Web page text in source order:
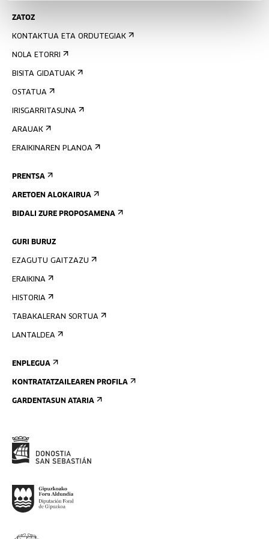
ZATOZ
KONTAKTUA ETA ORDUTEGIAK
NOLA ETORRI
BISITA GIDATUAK
OSTATUA
IRISGARRITASUNA
ARAUAK
ERAIKINAREN PLANOA
PRENTSA
ARETOEN ALOKAIRUA
BIDALI ZURE PROPOSAMENA
GURI BURUZ
EZAGUTU GAITZAZU
ERAIKINA
HISTORIA
TABAKALERAN SORTUA
LANTALDEA
ENPLEGUA
KONTRATATZAILEAREN PROFILA
GARDENTASUN ATARIA